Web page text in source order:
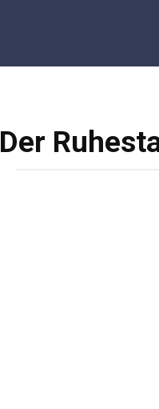
Der